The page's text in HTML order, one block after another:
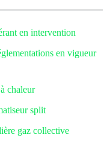
en intervention
en vigueur
chaleur
split
gaz collective